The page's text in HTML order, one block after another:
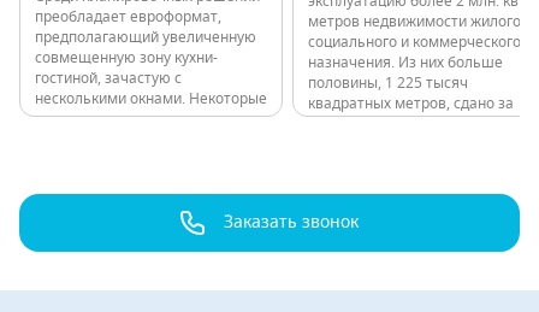
преобладает евроформат,
предполагающий увеличенную
совмещенную зону кухни-
гостиной, зачастую с
несколькими окнами. Некоторые
квартиры имеют мастер-
метров недвижимости жилого,
социального и коммерческого
назначения. Из них больше
половины, 1 225 тысяч
квадратных метров, сдано за
инфраструктурой и удобной
Заказать звонок